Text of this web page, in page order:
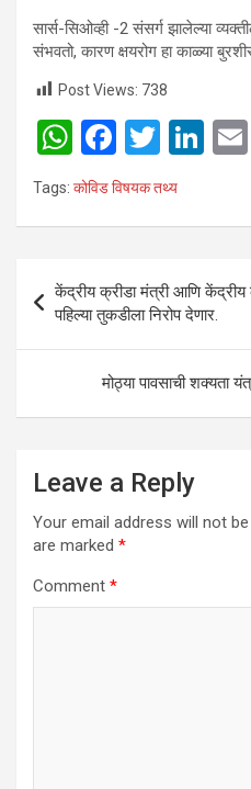
सार्स-सिओव्ही -2 संसर्ग झालेल्या
संभवतो, कारण क्षयरोग हा काळ्या
Post Views: 738
W
h
at
A
p
p
F
a
ce
o
o
k
T
wi
tt
Li
n
Tags: कोविड विषयक तथ्य
Post
navigation
केंद्रीय क्रीडा मंत्री आणि केंद्रीय
पहिल्या तुकडीला निरोप देणार.
मोठ्या पावसाची शक्‍यता
Leave a Reply
Your email address will not be
are marked *
Comment *